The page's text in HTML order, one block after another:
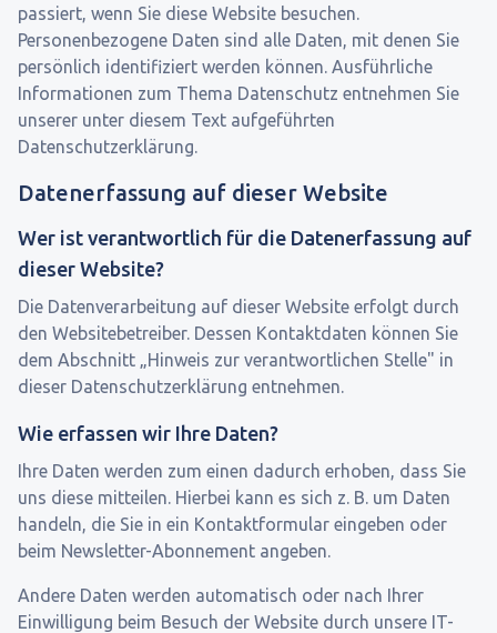
passiert, wenn Sie diese Website besuchen.
Personenbezogene Daten sind alle Daten, mit denen Sie
persönlich identifiziert werden können. Ausführliche
Informationen zum Thema Datenschutz entnehmen Sie
unserer unter diesem Text aufgeführten
Datenschutzerklärung.
Datenerfassung auf dieser Website
Wer ist verantwortlich für die Datenerfassung auf
dieser Website?
Die Datenverarbeitung auf dieser Website erfolgt durch
den Websitebetreiber. Dessen Kontaktdaten können Sie
dem Abschnitt „Hinweis zur verantwortlichen Stelle" in
dieser Datenschutzerklärung entnehmen.
Wie erfassen wir Ihre Daten?
Ihre Daten werden zum einen dadurch erhoben, dass Sie
uns diese mitteilen. Hierbei kann es sich z. B. um Daten
handeln, die Sie in ein Kontaktformular eingeben oder
beim Newsletter-Abonnement angeben.
Andere Daten werden automatisch oder nach Ihrer
Einwilligung beim Besuch der Website durch unsere IT-